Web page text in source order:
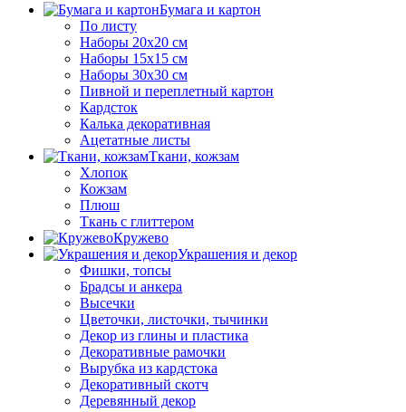
Бумага и картон
По листу
Наборы 20х20 см
Наборы 15х15 см
Наборы 30х30 см
Пивной и переплетный картон
Кардсток
Калька декоративная
Ацетатные листы
Ткани, кожзам
Хлопок
Кожзам
Плюш
Ткань с глиттером
Кружево
Украшения и декор
Фишки, топсы
Брадсы и анкера
Высечки
Цветочки, листочки, тычинки
Декор из глины и пластика
Декоративные рамочки
Вырубка из кардстока
Декоративный скотч
Деревянный декор